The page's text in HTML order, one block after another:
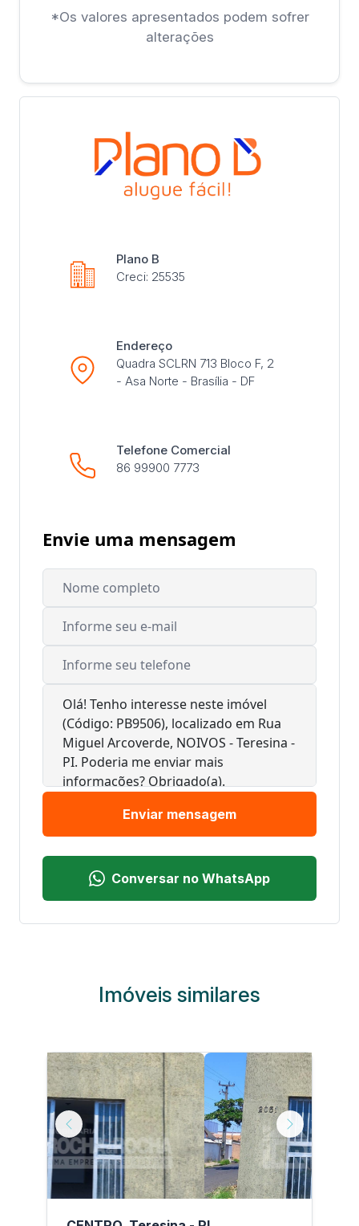
*Os valores apresentados podem sofrer
alterações
Plano B
Creci: 25535
Endereço
Quadra SCLRN 713 Bloco F, 2
- Asa Norte - Brasília - DF
Telefone Comercial
86 99900 7773
Envie uma mensagem
Enviar mensagem
Conversar no WhatsApp
Imóveis similares
Previous Next